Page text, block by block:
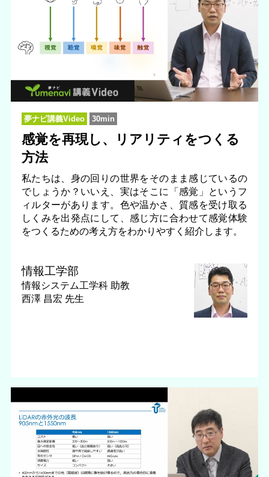
夢ナビ講義Video 30min
感覚を再現し、リアリティをつくる
方法
私たちは、身の回りの世界をそのまま感じているの
でしょうか？いいえ、実はそこに「感覚」というフ
ィルターがあります。色や温かさ、質感を受け取る
しくみを出発点にして、感じ方に合わせて感覚体験
をつくるための考え方をわかりやすく紹介します。
情報工学部
情報システム工学科 助教
西澤 昌宏 先生